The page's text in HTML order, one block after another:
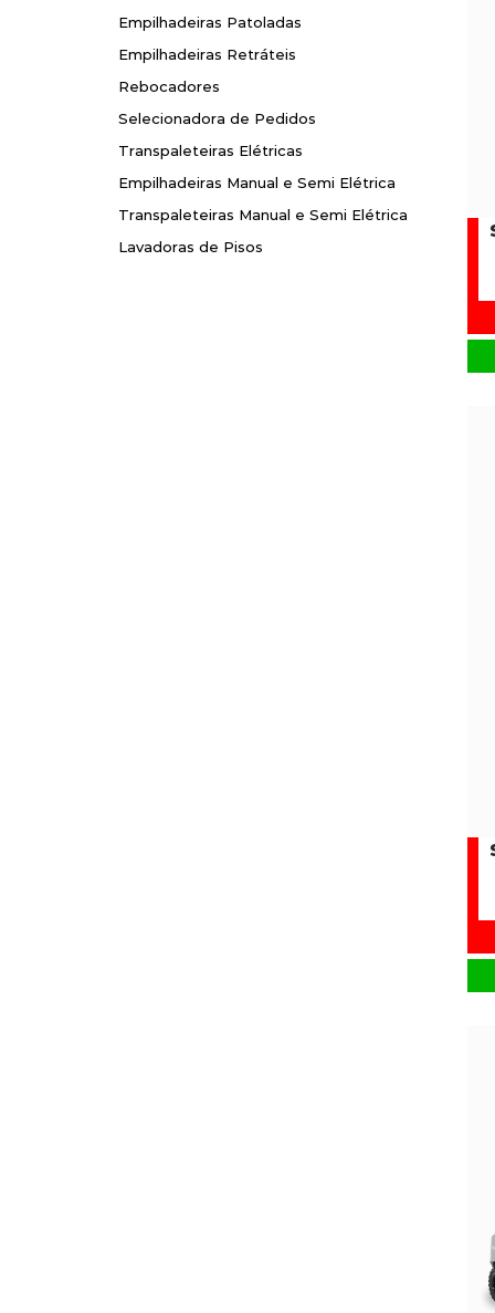
Empilhadeiras Patoladas
Empilhadeiras Patoladas
Empilhadeiras Retráteis
Empilhadeiras Retráteis
Rebocadores
Rebocadores
Selecionadora de Pedidos
Selecionadora de Pedidos
Transpaleteiras Elétricas
Transpaleteiras Elétricas
Empilhadeiras Manual e Semi Elétrica
Empilhadeiras Manual e Semi Elétrica
Transpaleteiras Manual e Semi Elétrica
Transpaleteiras Manual e Semi Elétrica
Lavadoras de Pisos
Lavadoras de Pisos